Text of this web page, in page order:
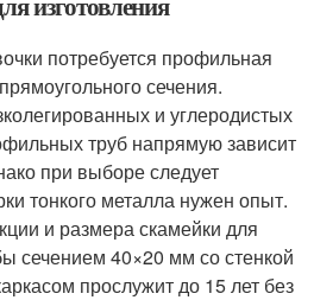
потребуется профильная
сечения.
и углеродистых
труб напрямую зависит
при выборе следует
тонкого металла нужен опыт.
и размера скамейки для
сечением 40×20 мм со стенкой
прослужит до 15 лет без